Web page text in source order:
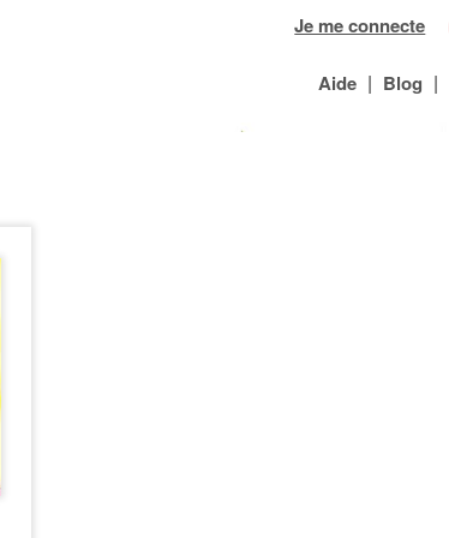
Je me connecte
Aide | Blog |